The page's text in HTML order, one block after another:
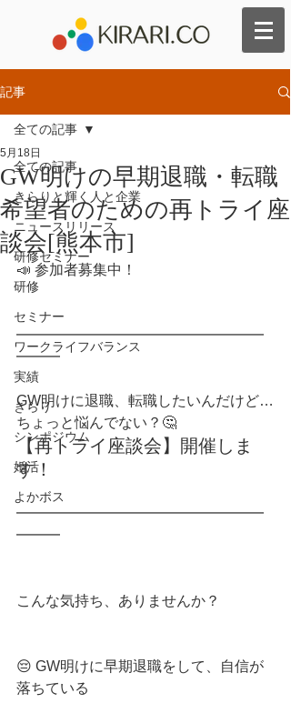
記事
全ての記事
きらりと輝く人と企業
ニュースリリース
研修セミナー
研修
セミナー
ワークライフバランス
実績
きらり
シンポジウム
婚活
よかボス
全ての記事
GW明けの早期退職・転職
希望者のための再トライ座
談会[熊本市]
5月18日
📣 参加者募集中！
━━━━━━━━━━━━━━━━━
━━━
GW明けに退職、転職したいんだけど…
ちょっと悩んでない？🤔
【再トライ座談会】開催しま
す！
━━━━━━━━━━━━━━━━━
━━━
こんな気持ち、ありませんか？
😔 GW明けに早期退職をして、自信が
落ちている